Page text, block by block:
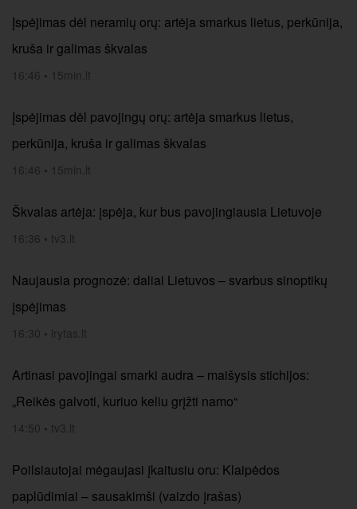
Įspėjimas dėl neramių orų: artėja smarkus lietus, perkūnija,
kruša ir galimas škvalas
16:46 • 15min.lt
Įspėjimas dėl pavojingų orų: artėja smarkus lietus,
perkūnija, kruša ir galimas škvalas
16:46 • 15min.lt
Škvalas artėja: įspėja, kur bus pavojingiausia Lietuvoje
16:36 • tv3.lt
Naujausia prognozė: daliai Lietuvos – svarbus sinoptikų
įspėjimas
16:30 • lrytas.lt
Artinasi pavojingai smarki audra – maišysis stichijos:
„Reikės galvoti, kuriuo keliu grįžti namo“
14:50 • tv3.lt
Poilsiautojai mėgaujasi įkaitusiu oru: Klaipėdos
paplūdimiai – sausakimši (vaizdo įrašas)